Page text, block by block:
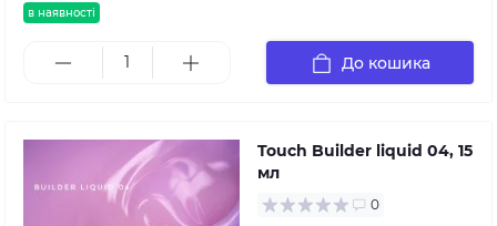
в наявності
До кошика
Touch Builder liquid 04, 15
мл
0